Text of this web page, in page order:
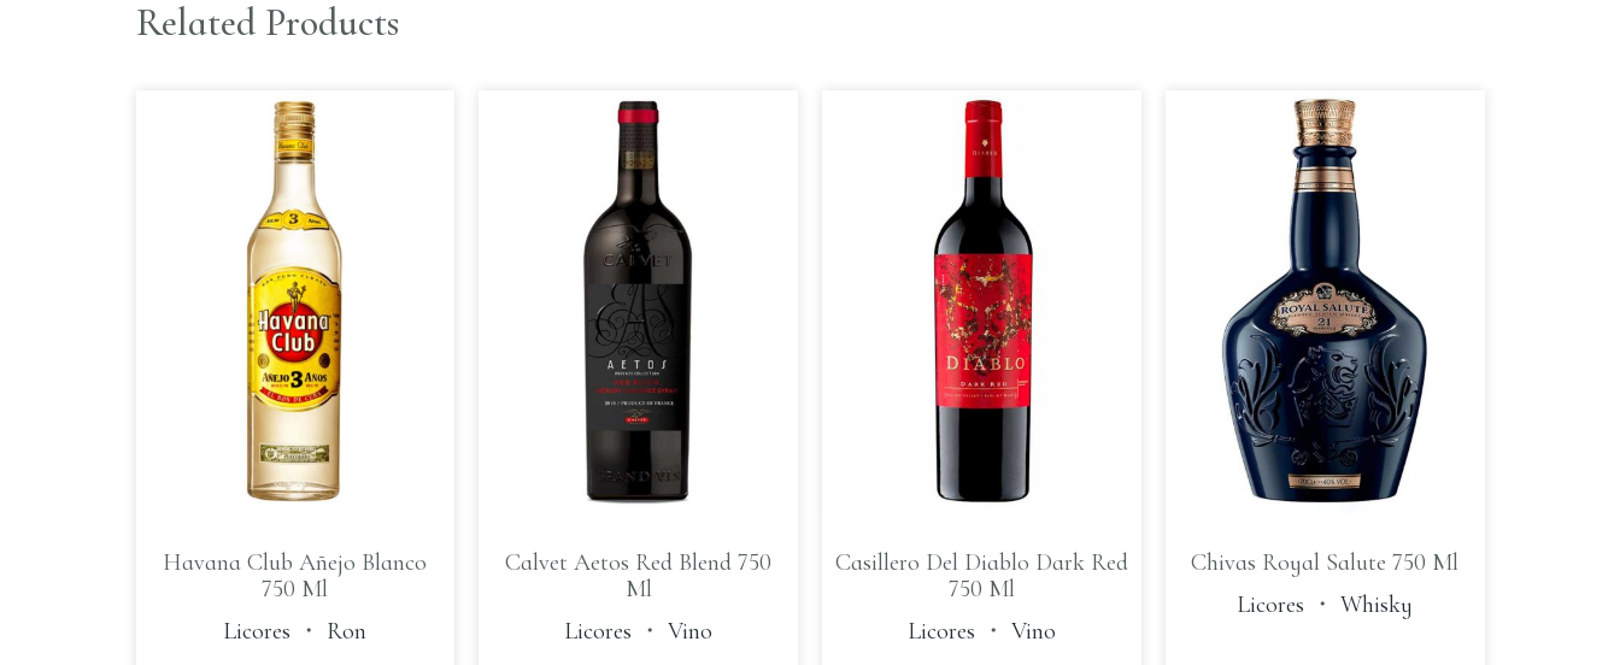
Related Products
Havana Club Añejo Blanco
750 Ml
Licores ・ Ron
Calvet Aetos Red Blend 750
Ml
Licores ・Vino
Casillero Del Diablo Dark Red
750 Ml
Licores ・ Vino
Chivas Royal Salute 750 Ml
Licores ・Whisky